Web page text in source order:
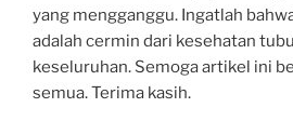
yang mengganggu. Ingatlah
adalah cermin dari kesehatan
keseluruhan. Semoga artikel ini
semua. Terima kasih.